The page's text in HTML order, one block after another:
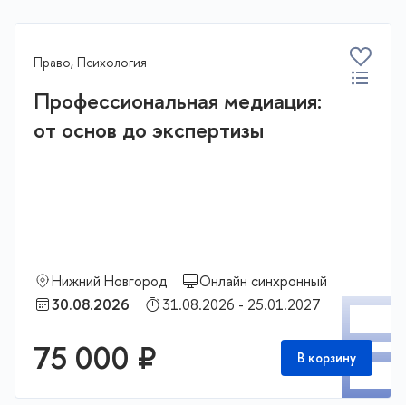
Право, Психология
Профессиональная медиация:
от основ до экспертизы
Нижний Новгород
Онлайн синхронный
30.08.2026
31.08.2026 - 25.01.2027
75 000 ₽ В корзину